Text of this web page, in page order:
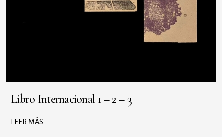
Libro Internacional 1 – 2 – 3
LEER MÁS